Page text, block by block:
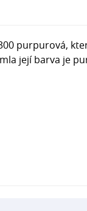
purpurová,
její barva je